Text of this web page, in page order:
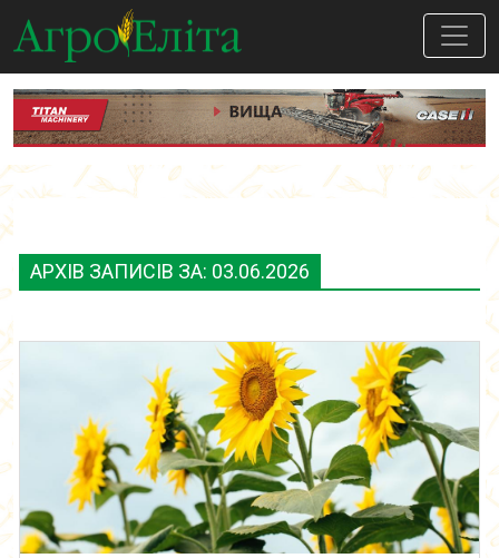
АРХІВ ЗАПИСІВ ЗА: 03.06.2026